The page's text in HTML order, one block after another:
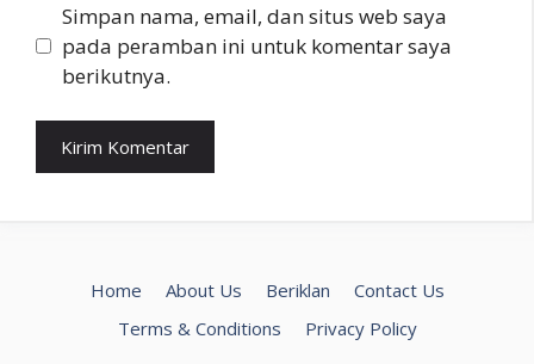
Simpan nama, email, dan situs web saya
pada peramban ini untuk komentar saya
berikutnya.
Home About Us Beriklan
Contact Us
Terms & Conditions
Privacy Policy